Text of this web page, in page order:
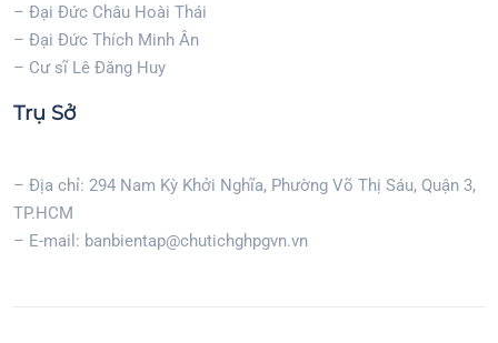
– Đại Đức Châu Hoài Thái
– Đại Đức Thích Minh Ân
– Cư sĩ Lê Đăng Huy
Trụ Sở
– Địa chỉ: 294 Nam Kỳ Khởi Nghĩa, Phường Võ Thị Sáu, Quận 3,
TP.HCM
– E-mail: banbientap@chutichghpgvn.vn